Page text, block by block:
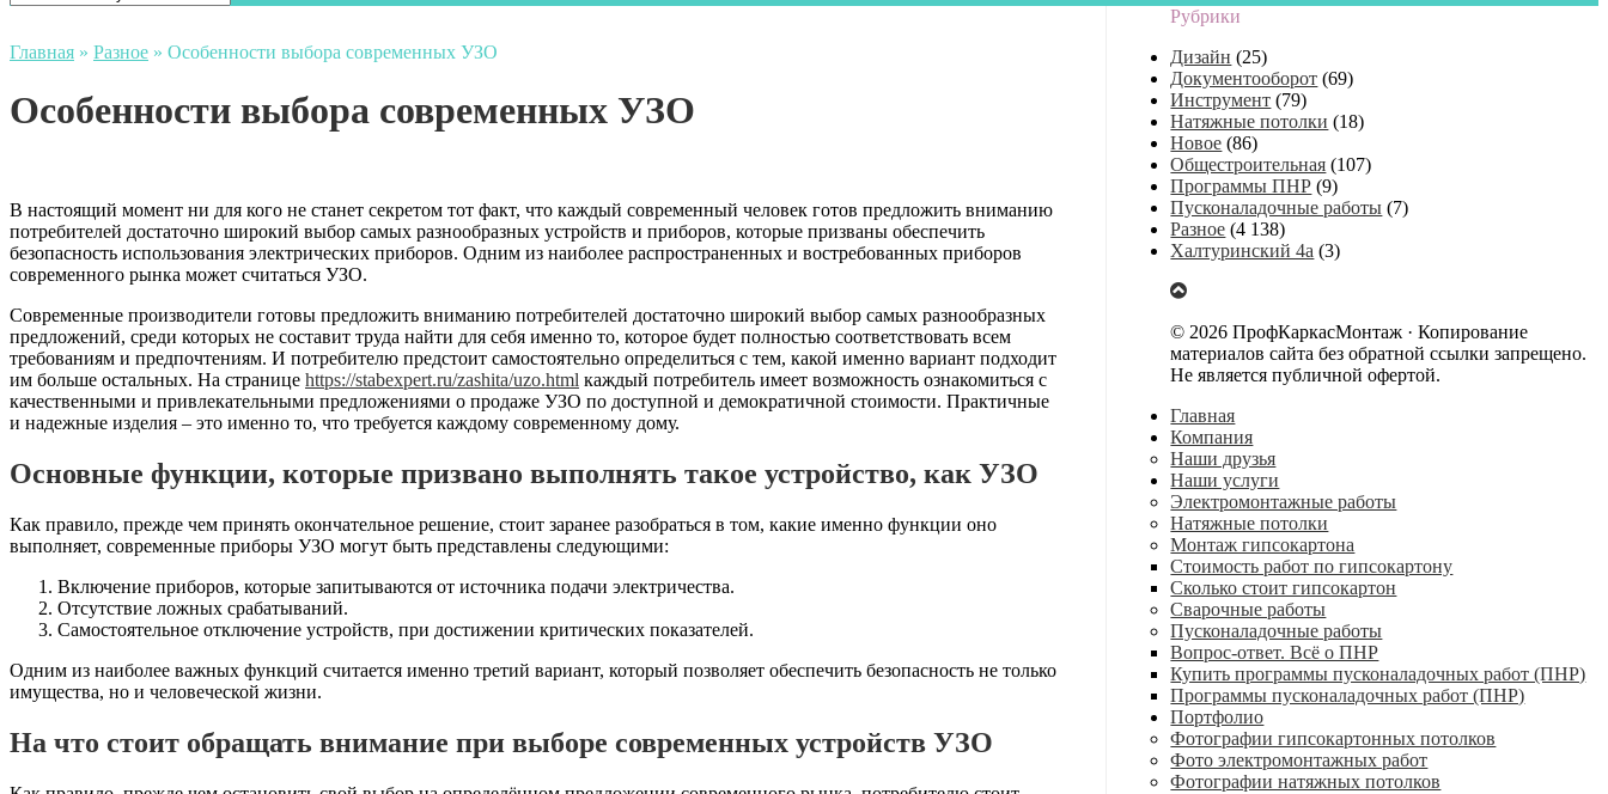
Главная » Разное » Особенности выбора современных УЗО
Особенности выбора современных УЗО
В настоящий момент ни для кого не станет секретом тот факт, что каждый современный человек готов предложить вниманию
потребителей достаточно широкий выбор самых разнообразных устройств и приборов, которые призваны обеспечить
безопасность использования электрических приборов. Одним из наиболее распространенных и востребованных приборов
современного рынка может считаться УЗО.
Современные производители готовы предложить вниманию потребителей достаточно широкий выбор самых разнообразных
предложений, среди которых не составит труда найти для себя именно то, которое будет полностью соответствовать всем
требованиям и предпочтениям. И потребителю предстоит самостоятельно определиться с тем, какой именно вариант подходит
им больше остальных. На странице https://stabexpert.ru/zashita/uzo.html каждый потребитель имеет возможность ознакомиться с
качественными и привлекательными предложениями о продаже УЗО по доступной и демократичной стоимости. Практичные
и надежные изделия – это именно то, что требуется каждому современному дому.
Основные функции, которые призвано выполнять такое устройство, как УЗО
Как правило, прежде чем принять окончательное решение, стоит заранее разобраться в том, какие именно функции оно
выполняет, современные приборы УЗО могут быть представлены следующими:
Включение приборов, которые запитываются от источника подачи электричества.
Отсутствие ложных срабатываний.
Самостоятельное отключение устройств, при достижении критических показателей.
Одним из наиболее важных функций считается именно третий вариант, который позволяет обеспечить безопасность не только
имущества, но и человеческой жизни.
На что стоит обращать внимание при выборе современных устройств УЗО
Рубрики
Дизайн (25)
Документооборот (69)
Инструмент (79)
Натяжные потолки (18)
Новое (86)
Общестроительная (107)
Программы ПНР (9)
Пусконаладочные работы (7)
Разное (4 138)
Халтуринский 4а (3)
© 2026 ПрофКаркасМонтаж · Копирование
материалов сайта без обратной ссылки запрещено.
Не является публичной офертой.
Главная
Компания
Наши друзья
Наши услуги
Электромонтажные работы
Натяжные потолки
Монтаж гипсокартона
Стоимость работ по гипсокартону
Сколько стоит гипсокартон
Сварочные работы
Пусконаладочные работы
Вопрос-ответ. Всё о ПНР
Купить программы пусконаладочных работ (ПНР)
Программы пусконаладочных работ (ПНР)
Портфолио
Фотографии гипсокартонных потолков
Фото электромонтажных работ
Фотографии натяжных потолков